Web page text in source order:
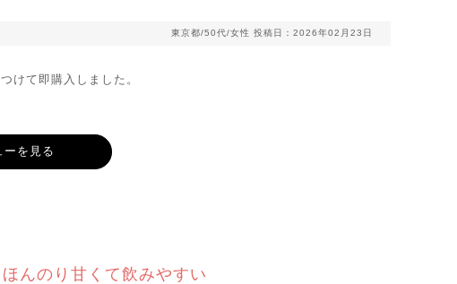
東京都/50代/女性 投稿日：2026年02月23日
けて即購入しました。
ーを見る
ほんのり甘くて飲みやすい